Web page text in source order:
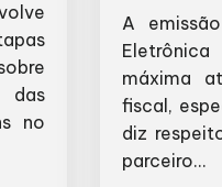
das
no
A
máxima
fiscal,
diz
parceiro...